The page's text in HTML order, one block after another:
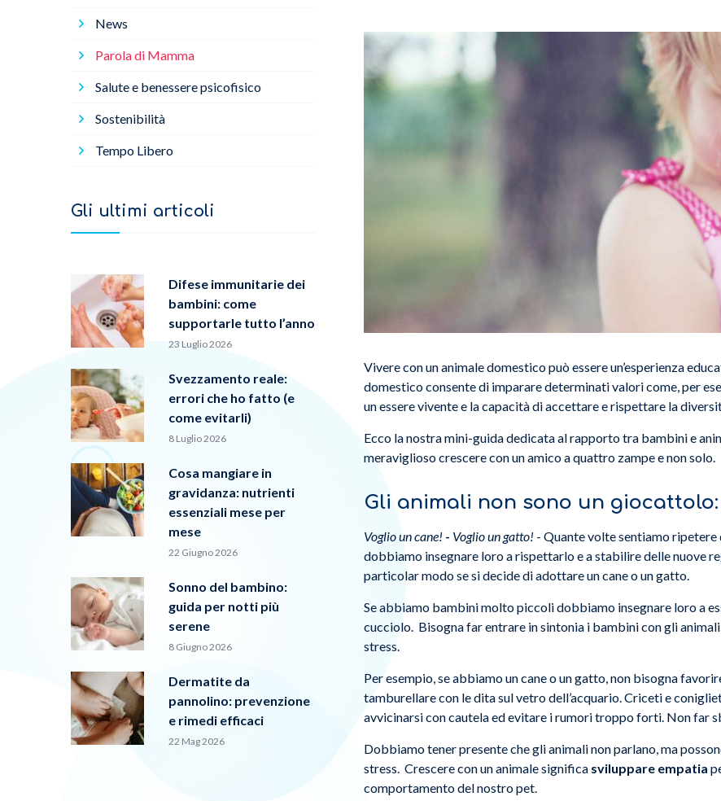
News
Parola di Mamma
Salute e benessere psicofisico
Sostenibilità
Tempo Libero
Gli ultimi articoli
Difese immunitarie dei
bambini: come
supportarle tutto l’anno
23 Luglio 2026
Svezzamento reale:
errori che ho fatto (e
come evitarli)
8 Luglio 2026
Cosa mangiare in
gravidanza: nutrienti
essenziali mese per
mese
22 Giugno 2026
Sonno del bambino:
guida per notti più
serene
8 Giugno 2026
Dermatite da
pannolino: prevenzione
e rimedi efficaci
22 Mag 2026
Vivere con un animale domestico può essere un’esperienza
domestico consente di imparare determinati valori come, per
un essere vivente e la capacità di accettare e rispettare la
Ecco la nostra mini-guida dedicata al rapporto tra bambini e
meraviglioso crescere con un amico a quattro zampe e non solo.
Gli animali non sono un
Voglio un cane! - Voglio un gatto! - Quante volte sentiamo
dobbiamo insegnare loro a rispettarlo e a stabilire delle nuove
particolar modo se si decide di adottare un cane o un gatto.
Se abbiamo bambini molto piccoli dobbiamo insegnare loro a
cucciolo. Bisogna far entrare in sintonia i bambini con gli
stress.
Per esempio, se abbiamo un cane o un gatto, non bisogna
tamburellare con le dita sul vetro dell’acquario. Criceti e
avvicinarsi con cautela ed evitare i rumori troppo forti. Non far
Dobbiamo tener presente che gli animali non parlano, ma
stress. Crescere con un animale significa sviluppare empatia
comportamento del nostro pet.